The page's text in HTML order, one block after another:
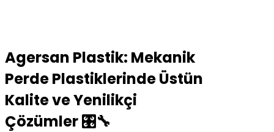
Agersan Plastik: Mekanik
Perde Plastiklerinde Üstün
Kalite ve Yenilikçi
Çözümler 🎛️🔧